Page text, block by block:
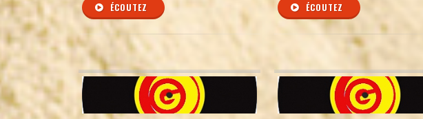
ÉCOUTEZ ÉCOUTEZ